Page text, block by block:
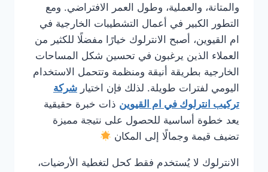
والمتانة، والعملية، وطول العمر الافتراضي. ومع
التطور الكبير في أعمال التشطيبات الخارجية في
ام القيوين، أصبح الانترلوك خيارًا مفضلًا للكثير من
العملاء الذين يرغبون في تحسين شكل المساحات
الخارجية بطريقة أنيقة ومنظمة وتتحمل الاستخدام
اليومي لفترات طويلة. لذلك فإن اختيار شركة
تركيب انترلوك في ام القيوين ذات خبرة حقيقية
يعد خطوة أساسية للحصول على نتيجة مميزة
تضيف قيمة وجمالًا إلى المكان
الانترلوك لا يُستخدم فقط كحل لتغطية الأرضيات،